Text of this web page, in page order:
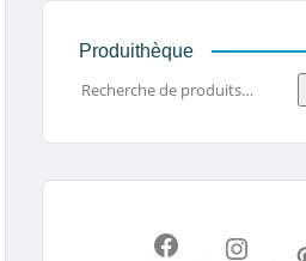
Produithèque